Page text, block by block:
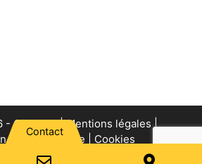
-Gillet TP|Mentions légales |
de la vie privée
Cookies
Contact